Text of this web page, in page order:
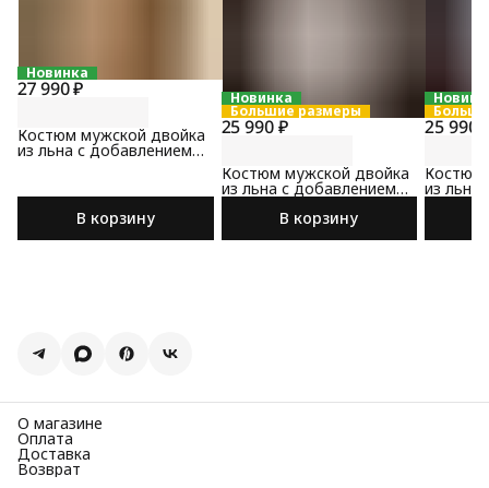
Новинка
27 990 ₽
Костюм мужской двойка
из льна с добавлением
хлопка бежевого цвета
В корзину
Новинка
Большие размеры
25 990 ₽
Костюм мужской двойка
из льна с добавлением
В корзину
25 990
Костюм
из льна
О магазине
Оплата
Доставка
Возврат